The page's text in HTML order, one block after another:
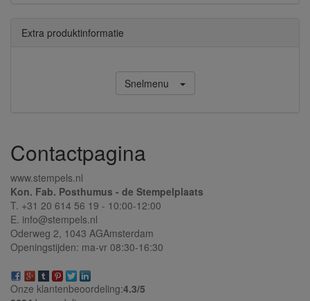
Extra produktinformatie
Snelmenu
Contactpagina
www.stempels.nl
Kon. Fab. Posthumus - de Stempelplaats
T. +31 20 614 56 19 - 10:00-12:00
E. info@stempels.nl
Oderweg 2, 1043 AGAmsterdam
Openingstijden: ma-vr 08:30-16:30
Onze klantenbeoordeling:4.3/5